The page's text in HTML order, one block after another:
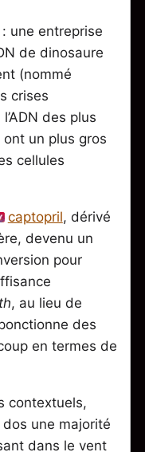
une entreprise
de dinosaure
(nommé
crises
des plus
un plus gros
cellules
captopril, dérivé
devenu un
pour
, au lieu de
des
en termes de
contextuels,
une majorité
dans le vent